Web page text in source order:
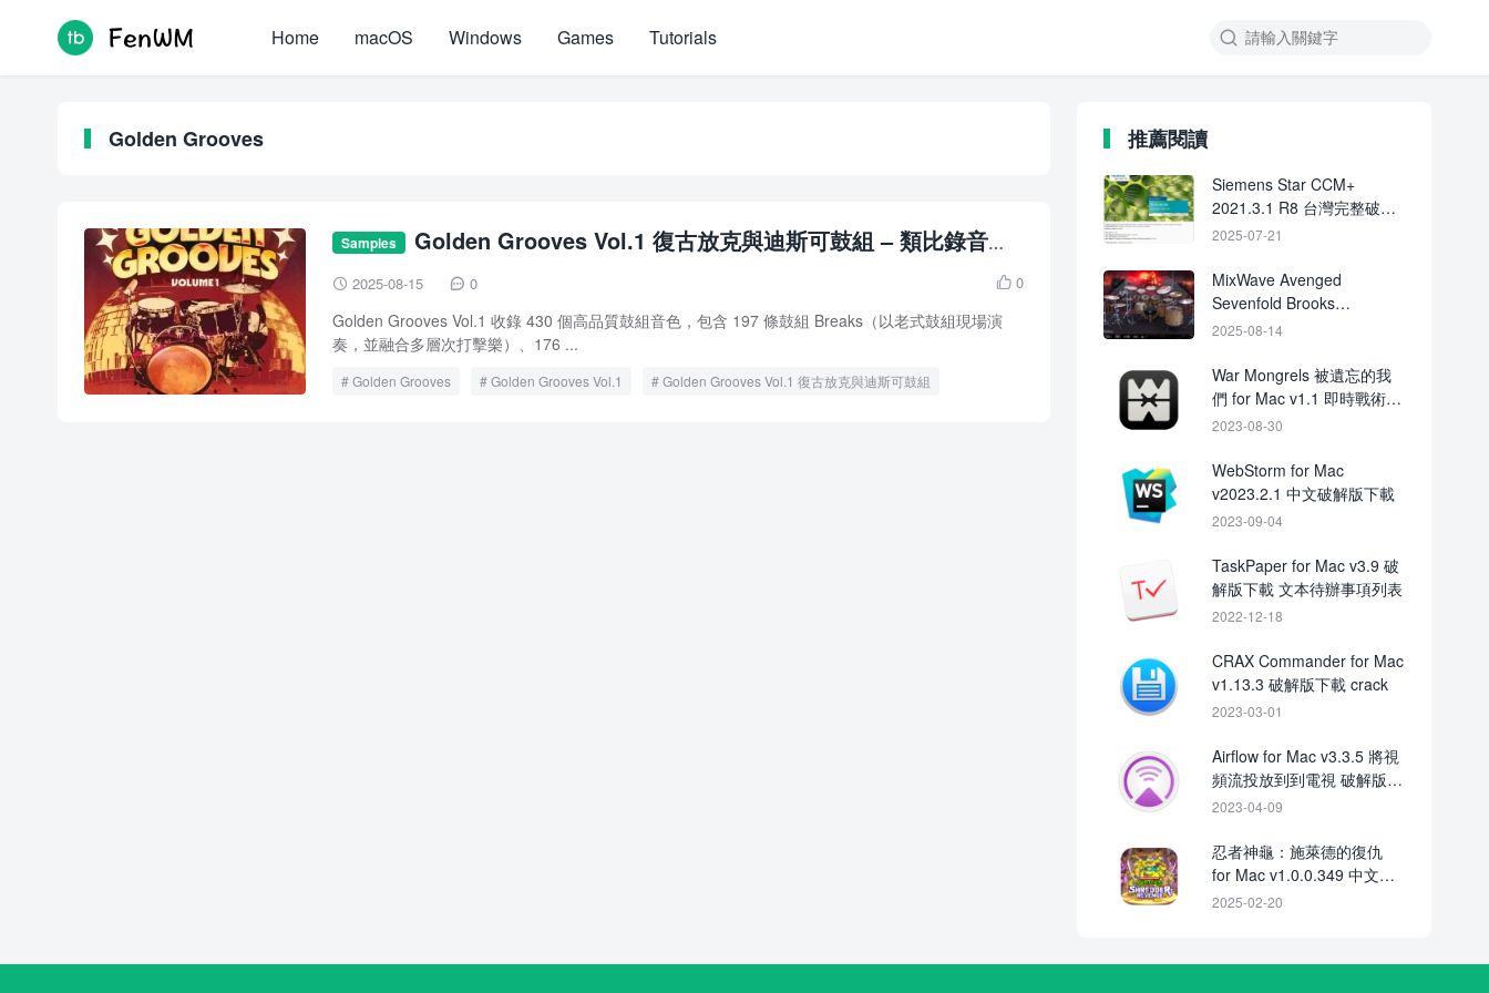

Home macOS Windows Games Tutorials
Golden Grooves
Samples
Golden Grooves Vol.1 復古放克與迪斯可鼓組 – 類比錄音鼓
組、節奏與打擊樂合集
 2025-08-15  0  0
Golden Grooves Vol.1 收錄 430 個高品質鼓組音色，包含 197 條鼓組 Breaks（以老式鼓組現場演
奏，並融合多層次打擊樂）、176 ...
Golden Grooves Golden Grooves Vol.1 Golden Grooves Vol.1 復古放克與迪斯可鼓組
推薦閱讀
Siemens Star CCM+
2021.3.1 R8 台灣完整破解
版下載
2025-07-21
MixWave Avenged
Sevenfold Brooks
Wackerman TCI Files-
2025-08-14
War Mongrels 被遺忘的我
們 for Mac v1.1 即時戰術遊
戲
2023-08-30
WebStorm for Mac
v2023.2.1 中文破解版下載
2023-09-04
TaskPaper for Mac v3.9 破
解版下載 文本待辦事項列表
2022-12-18
CRAX Commander for Mac
v1.13.3 破解版下載 crack
2023-03-01
Airflow for Mac v3.3.5 將視
頻流投放到到電視 破解版下
載
2023-04-09
忍者神龜：施萊德的復仇
for Mac v1.0.0.349 中文版
下載
2025-02-20